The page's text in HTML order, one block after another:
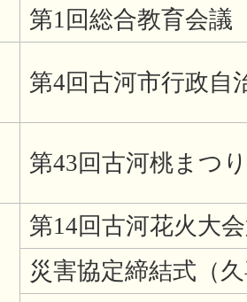
第1回総合教育会議
第4回古河市行政自
第43回古河桃まつ
第14回古河花火大
災害協定締結式（